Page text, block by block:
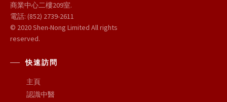
商業中心二樓209室.
電話: (852) 2739-2611
© 2020 Shen-Nong Limited All rights
reserved.
快速訪問
主頁
認識中醫